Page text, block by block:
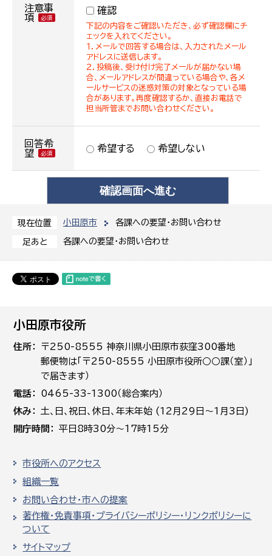
現在位置 小田原市 各課への要望・お問い合わせ
足あと 各課への要望・お問い合わせ
注意事
項
確認
下記の内容をご確認いただき、必ず確認欄にチ
ェックを入れてください。
１．メールで回答する場合は、入力されたメール
アドレスに送信します。
２．投稿後、受け付け完了メールが届かない場
合、メールアドレスが間違っている場合や、各メ
ールサービスの迷惑対策の対象となっている場
合があります。再度確認するか、直接お電話で
担当所管までお問い合わせください。
回答希
望
希望する 希望しない
小田原市役所
住所
〒250-8555 神奈川県小田原市荻窪300番地
郵便物は「〒250-8555 小田原市役所○○課（室）」
で届きます）
電話
0465-33-1300（総合案内）
休み
土､日､祝日、休日、年末年始 (12月29日～1月3日)
開庁時間
平日8時30分～17時15分
市役所へのアクセス
組織一覧
お問い合わせ・市への提案
著作権・免責事項・プライバシーポリシー・リンクポリシーに
ついて
サイトマップ